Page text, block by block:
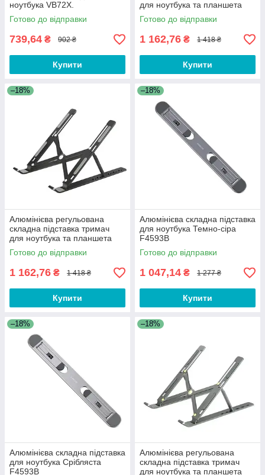
ноутбука VB72X.
Універсальна підставка для
ноутбука
Готово до відправки
739,64 ₴ 902 ₴
Купити
для ноутбука та планшета
Yoori Pro E431-3
Готово до відправки
1 162,76 ₴ 1 418 ₴
Купити
–18%
Алюмінієва регульована
складна підставка тримач
для ноутбука та планшета
Yoori Pro E431-2
Готово до відправки
1 162,76 ₴ 1 418 ₴
Купити
–18%
Алюмінієва складна підставка
для ноутбука Темно-сіра
F4593B
Готово до відправки
1 047,14 ₴ 1 277 ₴
Купити
–18%
Алюмінієва складна підставка
для ноутбука Срібляста
F4593B
–18%
Алюмінієва регульована
складна підставка тримач
для ноутбука та планшета